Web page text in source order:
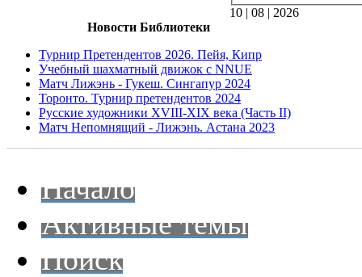
10 | 08 | 2026
Новости Библиотеки
Турнир Претендентов 2026. Пейя, Кипр
Учебный шахматный движок с NNUE
Матч Лижэнь - Гукеш. Сингапур 2024
Торонто. Турнир претендентов 2024
Русские художники XVIII-XIX века (Часть II)
Матч Непомнящий - Лижэнь. Астана 2023
Начало
Активные темы
Поиск